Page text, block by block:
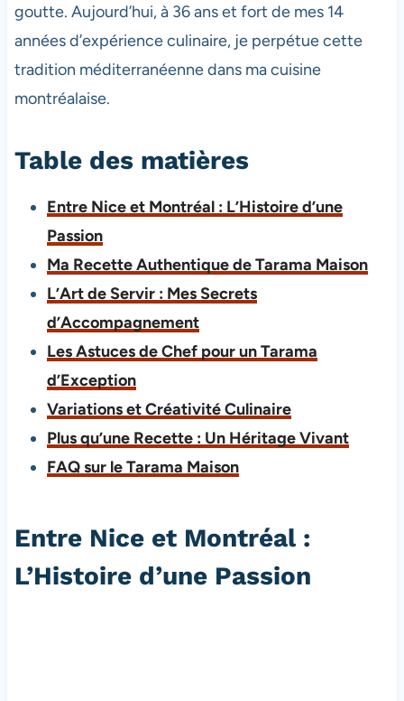
goutte. Aujourd’hui, à 36 ans et fort de mes 14
années d’expérience culinaire, je perpétue cette
tradition méditerranéenne dans ma cuisine
montréalaise.
Table des matières
Entre Nice et Montréal : L’Histoire d’une
Passion
Ma Recette Authentique de Tarama Maison
L’Art de Servir : Mes Secrets
d’Accompagnement
Les Astuces de Chef pour un Tarama
d’Exception
Variations et Créativité Culinaire
Plus qu’une Recette : Un Héritage Vivant
FAQ sur le Tarama Maison
Entre Nice et Montréal :
L’Histoire d’une Passion